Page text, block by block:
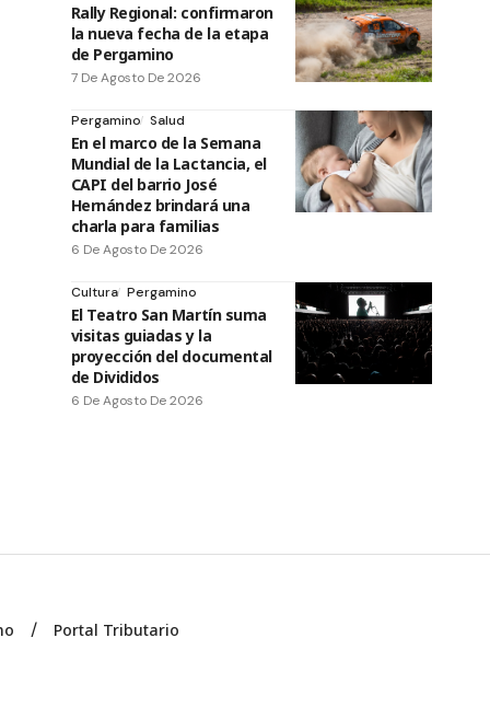
Rally Regional: confirmaron
la nueva fecha de la etapa
de Pergamino
7 De Agosto De 2026
Pergamino Salud
En el marco de la Semana
Mundial de la Lactancia, el
CAPI del barrio José
Hernández brindará una
charla para familias
6 De Agosto De 2026
Cultura Pergamino
El Teatro San Martín suma
visitas guiadas y la
proyección del documental
de Divididos
6 De Agosto De 2026
Portal Tributario